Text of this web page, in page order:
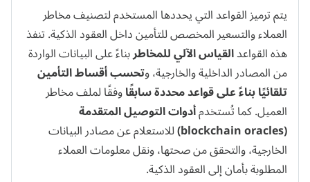
يتم ترميز القواعد التي يحددها المستخدم لتصنيف مخاطر
العملاء والتسعير المخصص للتأمين داخل العقود الذكية. تنفذ
هذه القواعدالقياس الآلي للمخاطربناءً على البيانات الواردة
من المصادر الداخلية والخارجية، وتحسب أقساط التأمين
تلقائيًا بناءً على قواعد محددة سابقًاوفقًا لملف مخاطر
العميل. كما تُستخدمأدوات التوصيل المتقدمة
(
blockchain oracles
)للاستعلام عن مصادر البيانات
الخارجية، والتحقق من صحتها، ونقل معلومات العملاء
المطلوبة بأمان إلى العقود الذكية.